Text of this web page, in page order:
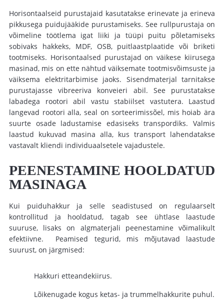
Horisontaalseid purustajaid kasutatakse erinevate ja erineva
pikkusega puidujääkide purustamiseks. See rullpurustaja on
võimeline töötlema igat liiki ja tüüpi puitu põletamiseks
sobivaks hakkeks, MDF, OSB, puitlaastplaatide või briketi
tootmiseks. Horisontaalsed purustajad on väikese kiirusega
masinad, mis on ette nähtud väiksemate tootmisvõimsuste ja
väiksema elektritarbimise jaoks. Sisendmaterjal tarnitakse
purustajasse vibreeriva konveieri abil. See purustatakse
labadega rootori abil vastu stabiilset vastutera. Laastud
langevad rootori alla, seal on sorteerimissõel, mis hoiab ära
suurte osade ladustamise edasiseks transpordiks. Valmis
laastud kukuvad masina alla, kus transport lahendatakse
vastavalt kliendi individuaalsetele vajadustele.
PEENESTAMINE HOOLDATUD
MASINAGA
Kui puiduhakkur
ja selle seadistused on regulaarselt
kontrollitud ja hooldatud, tagab see ühtlase laastude
suuruse, lisaks on algmaterjali
peenestamine võimalikult
efektiivne. Peamised tegurid, mis mõjutavad laastude
suurust, on järgmised:
Hakkuri etteandekiirus.
Lõikenugade kogus ketas- ja trummelhakkurite puhul.